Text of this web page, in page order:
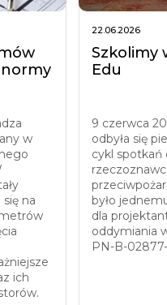
w
na
ich
22.06.2026
Szkolimy
Edu
9 czerwca
odbyła się
cykl spotkań
było
dla
oddymiania
PN-B-